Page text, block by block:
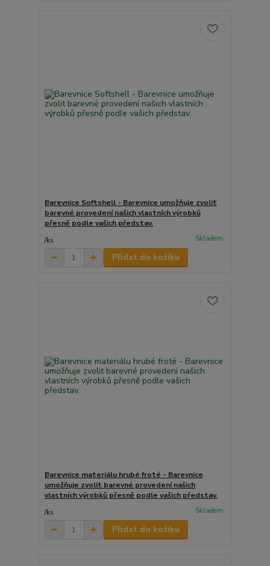
Barevnice Softshell - Barevnice umožňuje zvolit
barevné provedení našich vlastních výrobků
přesně podle vašich představ.
/ks Skladem
Přidat do košíku
Barevnice materiálu hrubé froté - Barevnice
umožňuje zvolit barevné provedení našich
vlastních výrobků přesně podle vašich představ.
/ks Skladem
Přidat do košíku